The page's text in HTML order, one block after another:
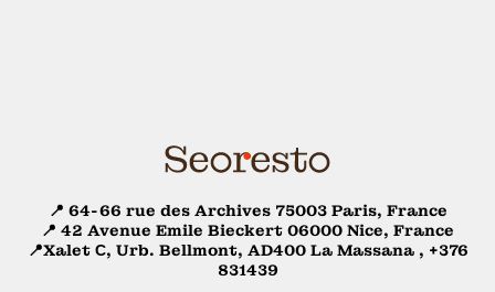
📍 64-66 rue des Archives 75003 Paris, France
📍 42 Avenue Emile Bieckert 06000 Nice, France
📍Xalet С, Urb. Bellmont, AD400 La Massana , +376
831439